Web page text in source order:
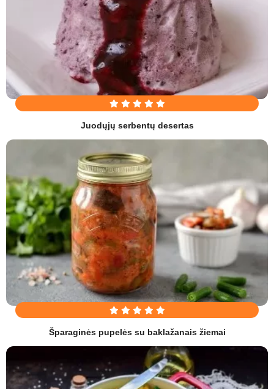
Juodųjų serbentų desertas
Šparaginės pupelės su baklažanais žiemai